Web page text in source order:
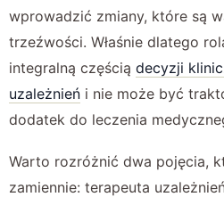
wprowadzić zmiany, które są
trzeźwości. Właśnie dlatego
integralną częścią decyzji
uzależnień i nie może być
dodatek do leczenia
Warto rozróżnić dwa pojęcia,
zamiennie: terapeuta